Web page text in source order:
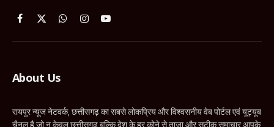
Facebook
X
WhatsApp
InstagramYouTube
About Us
रायपुर न्यूज नेटवर्क, छत्तीसगढ़ का सबसे लोकप्रिय और विश्वसनीय वेब पोर्टल एवं यूट्यूब
चैनल है,जो न केवल छत्तीसगढ़ बल्कि देश के हर कोने से ताजा और सटीक समाचार आपके